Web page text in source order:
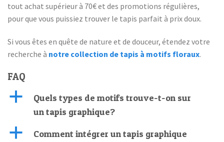
tout achat supérieur à 70€ et des promotions régulières,
pour que vous puissiez trouver le tapis parfait à prix doux.
Si vous êtes en quête de nature et de douceur, étendez votre
recherche à notre collection de tapis à motifs floraux.
FAQ
a
Quels types de motifs trouve-t-on sur
un tapis graphique?
a
Comment intégrer un tapis graphique